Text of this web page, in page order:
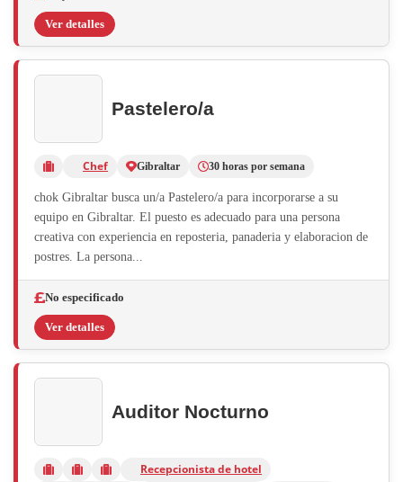
Ver detalles
Pastelero/a
Chef Gibraltar 30 horas por semana
chok Gibraltar busca un/a Pastelero/a para incorporarse a su
equipo en Gibraltar. El puesto es adecuado para una persona
creativa con experiencia en reposteria, panaderia y elaboracion de
postres. La persona...
No especificado
Ver detalles
Auditor Nocturno
Recepcionista de hotel